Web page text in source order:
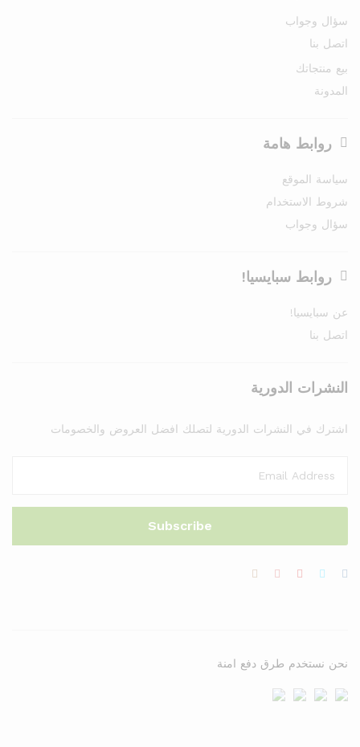
سؤال وجواب
اتصل بنا
بيع منتجاتك
المدونة
روابط هامة
سياسة الموقع
شروط الاستخدام
سؤال وجواب
روابط سبايسيا!
عن سبايسيا!
اتصل بنا
النشرات الدورية
اشترك في النشرات الدورية لتصلك افضل العروض والخصومات
نحن نستخدم طرق دفع امنة